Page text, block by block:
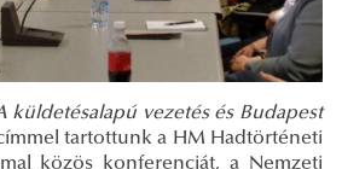
küldetésalapú vezetés és Budapest
tartottunk a HM Hadtörténeti
közös konferenciát, a Nemzeti